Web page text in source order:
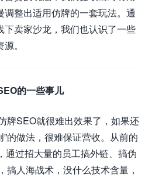
整出适用仿牌的一套玩法。通
下卖家沙龙，我们也认识了一些
。
的一些事儿
牌SEO就很难出效果了，如果还
”的做法，很难保证营收。从前的
通过招大量的员工搞外链、搞伪
搞人海战术，没什么技术含量，